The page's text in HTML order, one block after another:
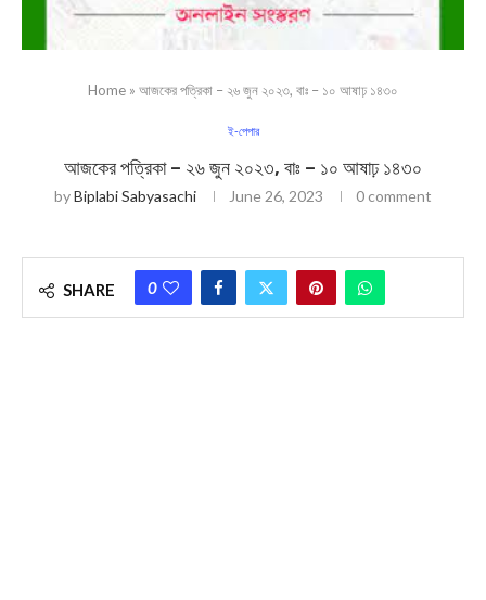
Home » আজকের পত্রিকা – ২৬ জুন ২০২৩, বাঃ – ১০ আষাঢ় ১৪৩০
ই-পেপার
আজকের পত্রিকা – ২৬ জুন ২০২৩, বাঃ – ১০ আষাঢ় ১৪৩০
byBiplabi Sabyasachi June 26, 2023 0 comment
SHARE 0